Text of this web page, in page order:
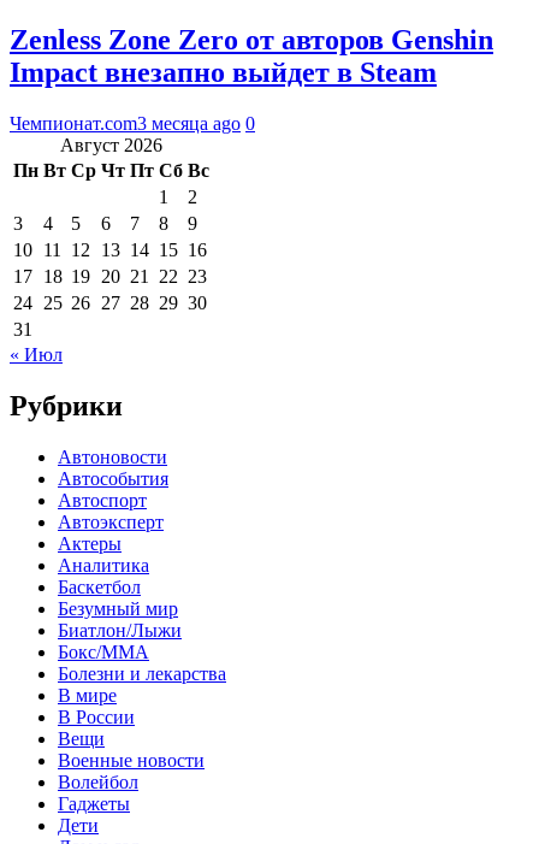
Zenless Zone Zero от авторов Genshin
Impact внезапно выйдет в Steam
Чемпионат.com3 месяца ago 0
Август 2026
Пн Вт Ср Чт Пт Сб Вс
1
2
3
4 5 6 7 8
9
10 11 12 13 14 15 16
17 18 19 20 21 22 23
24 25 26 27 28 29 30
31
« Июл
Рубрики
Автоновости
Автособытия
Автоспорт
Автоэксперт
Актеры
Аналитика
Баскетбол
Безумный мир
Биатлон/Лыжи
Бокс/MMA
Болезни и лекарства
В мире
В России
Вещи
Военные новости
Волейбол
Гаджеты
Дети